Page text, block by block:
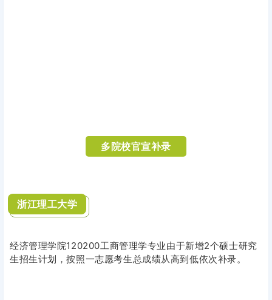
多院校官宣补录
浙江理工大学
经济管理学院120200工商管理学专业由于新增2个硕士研究
生招生计划，按照一志愿考生总成绩从高到低依次补录。